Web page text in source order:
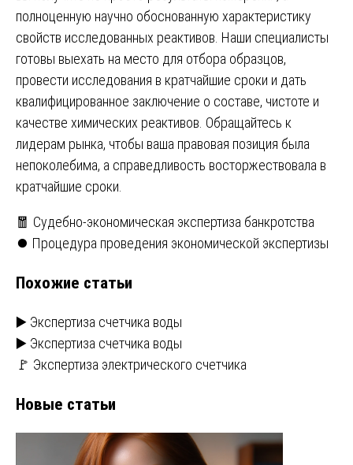
полноценную научно обоснованную характеристику
свойств исследованных реактивов. Наши специалисты
готовы выехать на место для отбора образцов,
провести исследования в кратчайшие сроки и дать
квалифицированное заключение о составе, чистоте и
качестве химических реактивов. Обращайтесь к
лидерам рынка, чтобы ваша правовая позиция была
непоколебима, а справедливость восторжествовала в
кратчайшие сроки.
Навигация
записям
🧧 Судебно-экономическая экспертиза банкротства
⏺️ Процедура проведения экономической экспертизы
Похожие статьи
▶️ Экспертиза счетчика воды
▶️ Экспертиза счетчика воды
🚩 Экспертиза электрического счетчика
Новые статьи